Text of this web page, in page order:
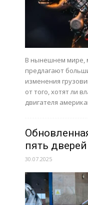
В нынешнем мире,
предлагают
изменения
от того, хотят ли
двигателя
пять
30.07.2025